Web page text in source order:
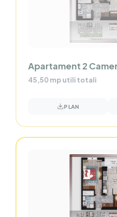
Apartament 2
45,50 mp utili totali
PLAN